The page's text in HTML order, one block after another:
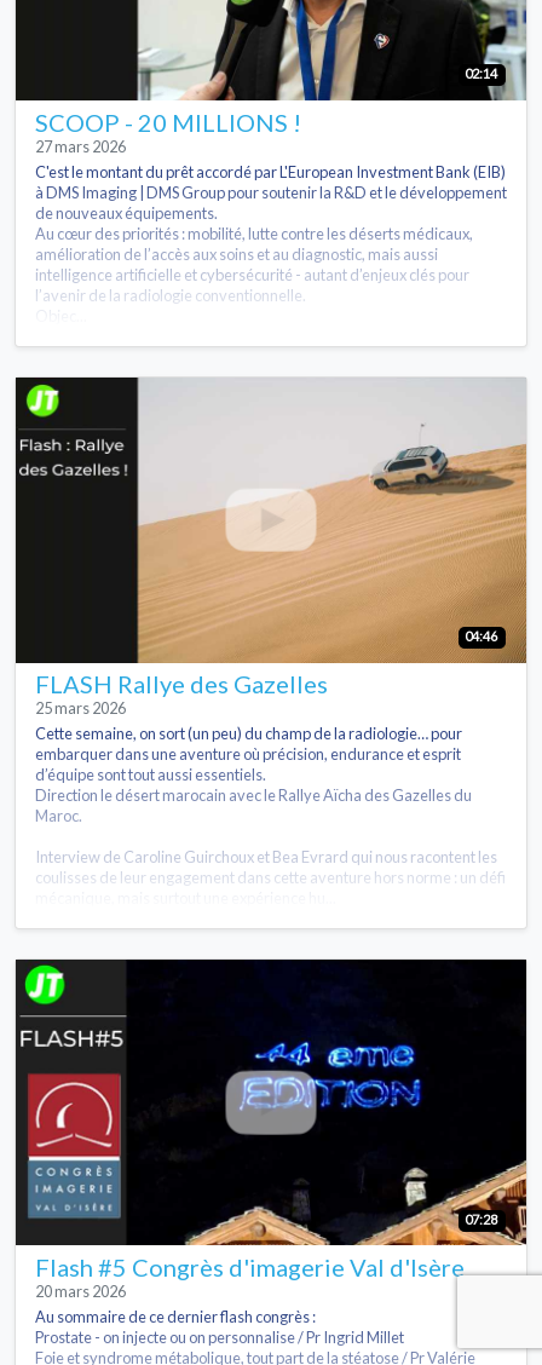
02:14
SCOOP - 20 MILLIONS !
27 mars 2026
C'est le montant du prêt accordé par L'European Investment Bank (EIB)
à DMS Imaging | DMS Group pour soutenir la R&D et le développement
de nouveaux équipements.
Au cœur des priorités : mobilité, lutte contre les déserts médicaux,
amélioration de l’accès aux soins et au diagnostic, mais aussi
intelligence artificielle et cybersécurité - autant d’enjeux clés pour
l’avenir de la radiologie conventionnelle.
04:46
FLASH Rallye des Gazelles
25 mars 2026
Cette semaine, on sort (un peu) du champ de la radiologie… pour
embarquer dans une aventure où précision, endurance et esprit
d’équipe sont tout aussi essentiels.
Direction le désert marocain avec le Rallye Aïcha des Gazelles du
Maroc.
Interview de Caroline Guirchoux et Bea Evrard qui nous racontent les
coulisses de leur engagement dans cette aventure hors norme : un défi
07:28
Flash #5 Congrès d'imagerie Val d'Isère
20 mars 2026
Au sommaire de ce dernier flash congrès :
Prostate - on injecte ou on personnalise / Pr Ingrid Millet
Foie et syndrome métabolique, tout part de la stéatose / Pr Valérie